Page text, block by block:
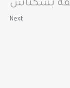
بشكتاش
Next